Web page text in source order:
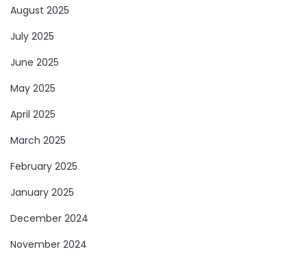
August 2025
July 2025
June 2025
May 2025
April 2025
March 2025
February 2025
January 2025
December 2024
November 2024